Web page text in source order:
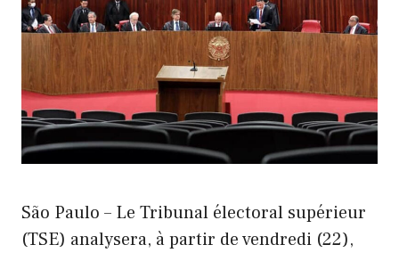
São Paulo – Le Tribunal électoral supérieur
(TSE) analysera, à partir de vendredi (22),